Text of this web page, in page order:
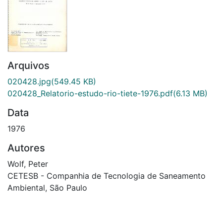
Arquivos
020428.jpg(549.45 KB)
020428_Relatorio-estudo-rio-tiete-1976.pdf(6.13 MB)
Data
1976
Autores
Wolf, Peter
CETESB - Companhia de Tecnologia de Saneamento
Ambiental, São Paulo